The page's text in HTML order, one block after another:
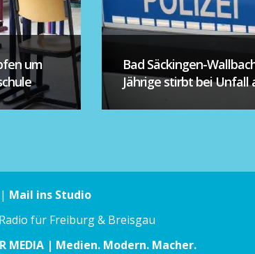
um
Bad Säckingen-
Jährige stirbt bei Unfall
| Mail ins Studio
für Freiburg & Breisgau
MEDIA | Medien. Modern. Macher.